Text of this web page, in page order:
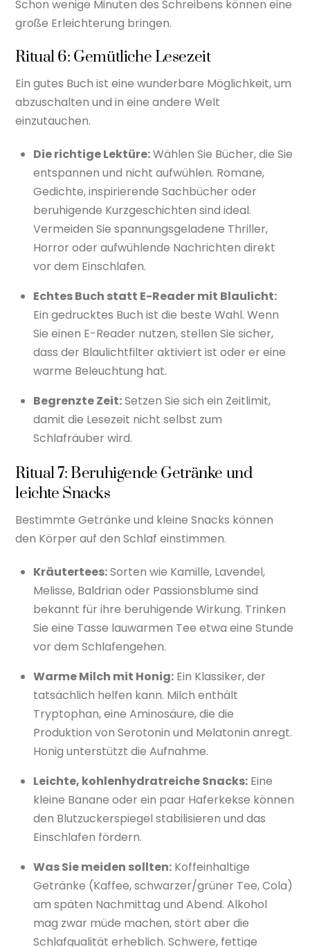
Schon wenige Minuten des Schreibens können eine
große Erleichterung bringen.
Ritual 6: Gemütliche Lesezeit
Ein gutes Buch ist eine wunderbare Möglichkeit, um
abzuschalten und in eine andere Welt
einzutauchen.
Die richtige Lektüre:Wählen Sie Bücher, die Sie
entspannen und nicht aufwühlen. Romane,
Gedichte, inspirierende Sachbücher oder
beruhigende Kurzgeschichten sind ideal.
Vermeiden Sie spannungsgeladene Thriller,
Horror oder aufwühlende Nachrichten direkt
vor dem Einschlafen.
Echtes Buch statt E-Reader mit Blaulicht:
Ein gedrucktes Buch ist die beste Wahl. Wenn
Sie einen E-Reader nutzen, stellen Sie sicher,
dass der Blaulichtfilter aktiviert ist oder er eine
warme Beleuchtung hat.
Begrenzte Zeit:Setzen Sie sich ein Zeitlimit,
damit die Lesezeit nicht selbst zum
Schlafräuber wird.
Ritual 7: Beruhigende Getränke und
leichte Snacks
Bestimmte Getränke und kleine Snacks können
den Körper auf den Schlaf einstimmen.
Kräutertees:Sorten wie Kamille, Lavendel,
Melisse, Baldrian oder Passionsblume sind
bekannt für ihre beruhigende Wirkung. Trinken
Sie eine Tasse lauwarmen Tee etwa eine Stunde
vor dem Schlafengehen.
Warme Milch mit Honig: Ein Klassiker, der
tatsächlich helfen kann. Milch enthält
Tryptophan, eine Aminosäure, die die
Produktion von Serotonin und Melatonin anregt.
Honig unterstützt die Aufnahme.
Leichte, kohlenhydratreiche Snacks: Eine
kleine Banane oder ein paar Haferkekse können
den Blutzuckerspiegel stabilisieren und das
Einschlafen fördern.
Was Sie meiden sollten: Koffeinhaltige
Getränke (Kaffee, schwarzer/grüner Tee, Cola)
am späten Nachmittag und Abend. Alkohol
mag zwar müde machen, stört aber die
Schlafqualität erheblich. Schwere, fettige